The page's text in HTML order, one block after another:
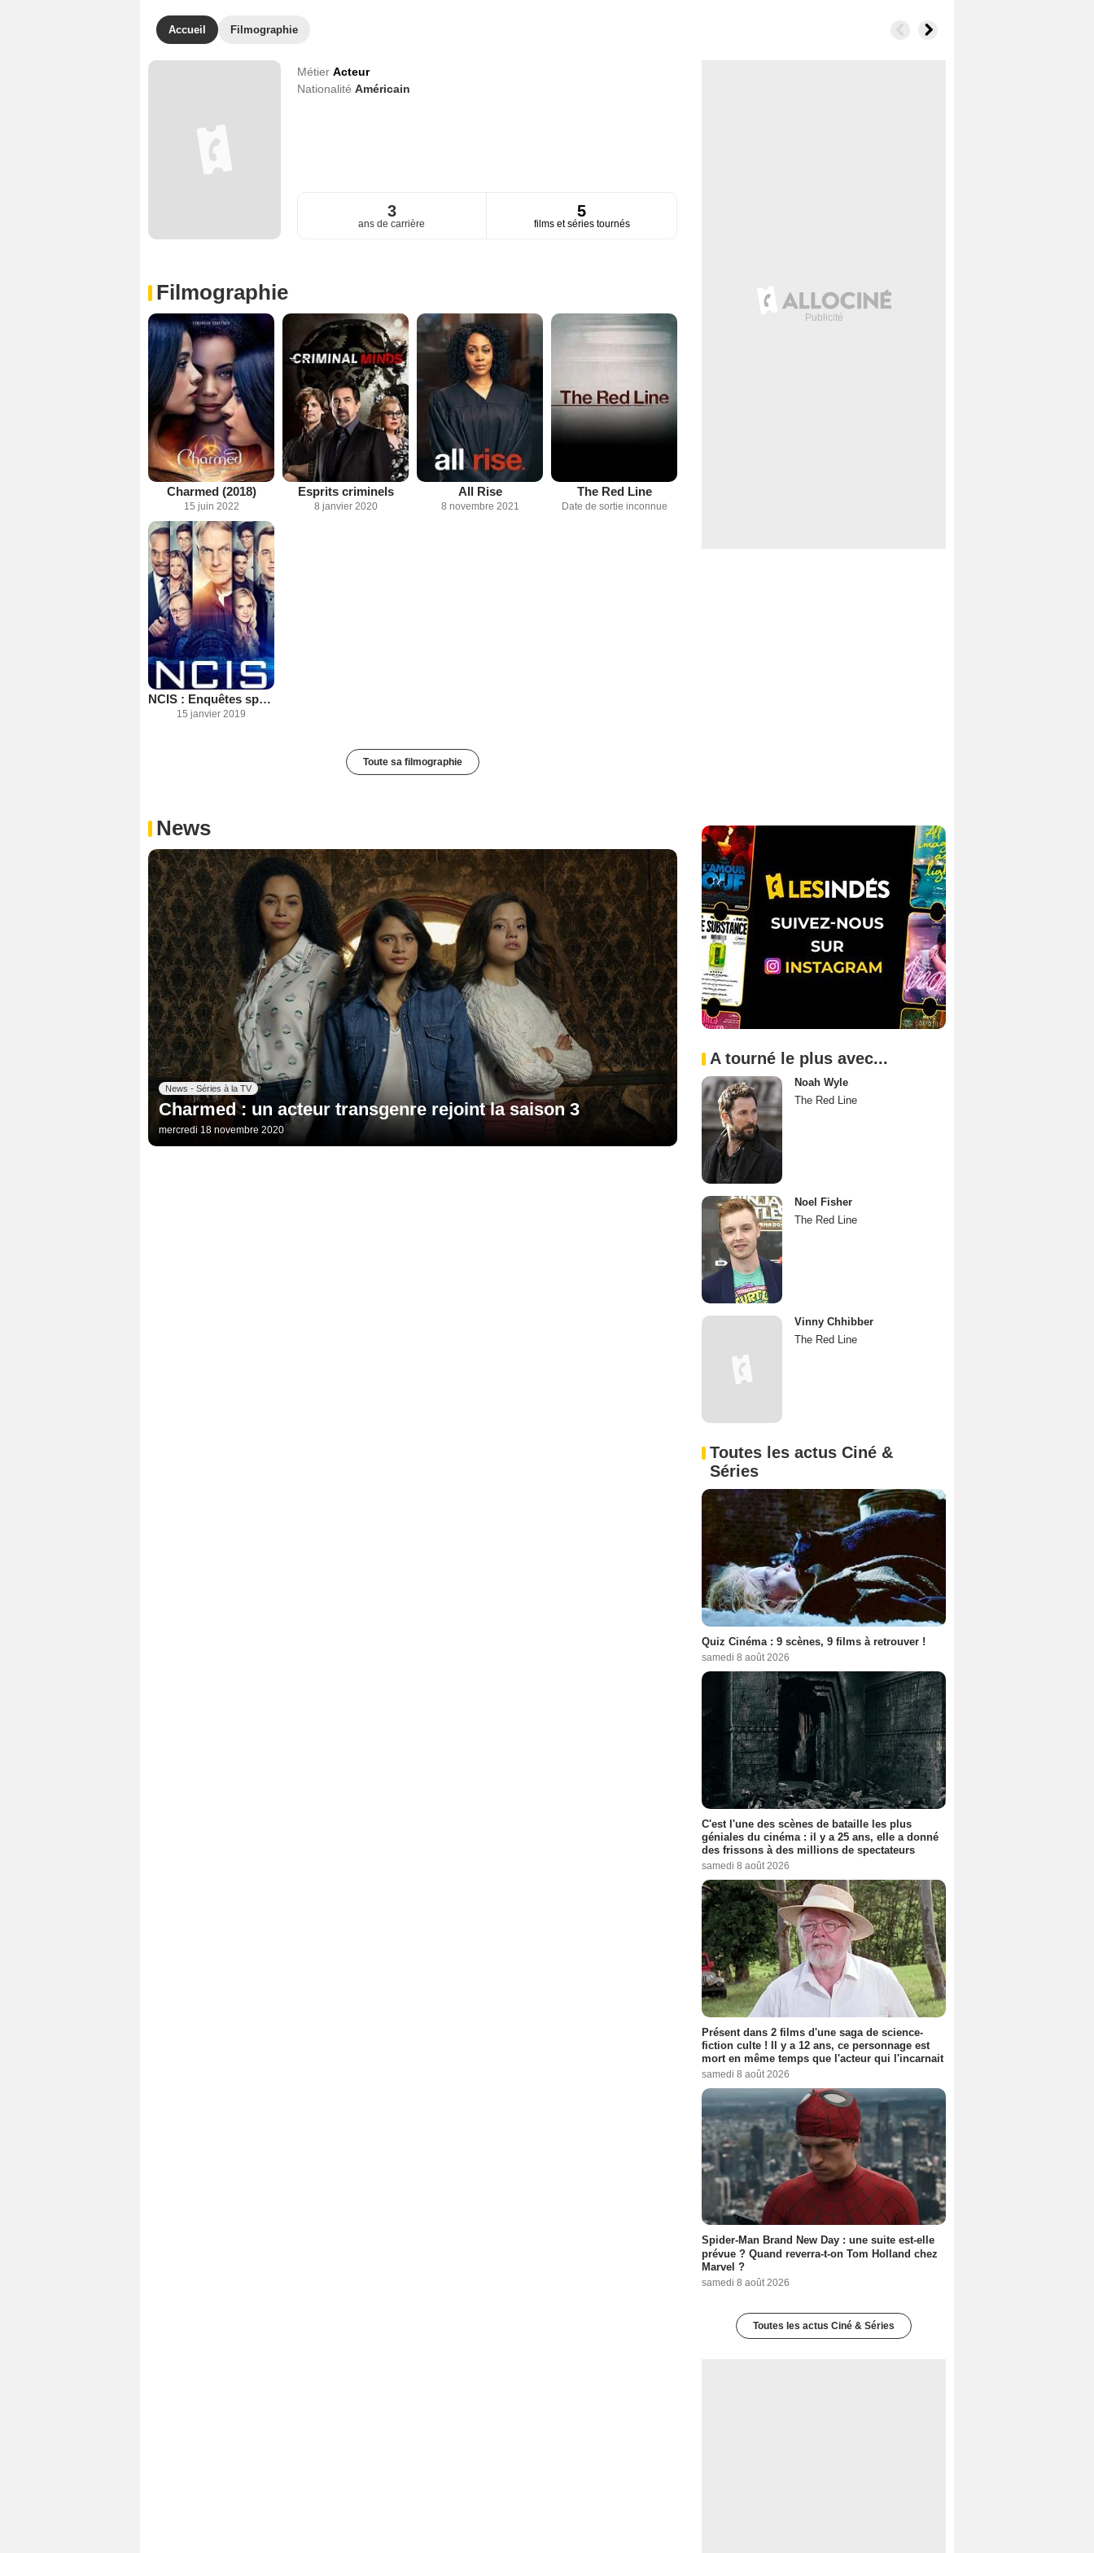
Accueil Filmographie
Métier Acteur
Nationalité Américain
3
ans de carrière
5
films et séries tournés
Filmographie
Charmed (2018)
15 juin 2022
Esprits criminels
8 janvier 2020
All Rise
8 novembre 2021
The Red Line
Date de sortie inconnue
NCIS : Enquêtes spéciales
15 janvier 2019
Toute sa filmographie
News
News - Séries à la TV
Charmed : un acteur transgenre rejoint la saison 3
mercredi 18 novembre 2020
A tourné le plus avec...
Noah Wyle
The Red Line
Noel Fisher
The Red Line
Vinny Chhibber
The Red Line
Toutes les actus Ciné &
Séries
Quiz Cinéma : 9 scènes, 9 films à retrouver !
samedi 8 août 2026
C'est l'une des scènes de bataille les plus
géniales du cinéma : il y a 25 ans, elle a donné
des frissons à des millions de spectateurs
samedi 8 août 2026
Présent dans 2 films d'une saga de science-
fiction culte ! Il y a 12 ans, ce personnage est
mort en même temps que l'acteur qui l'incarnait
samedi 8 août 2026
Spider-Man Brand New Day : une suite est-elle
prévue ? Quand reverra-t-on Tom Holland chez
Marvel ?
samedi 8 août 2026
Toutes les actus Ciné & Séries